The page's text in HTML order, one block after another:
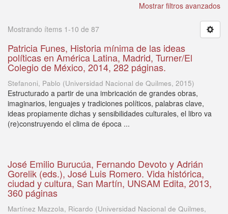
Mostrar filtros avanzados
Mostrando ítems 1-10 de 87
Patricia Funes, Historia mínima de las ideas
políticas en América Latina, Madrid, Turner/El
Colegio de México, 2014, 282 páginas.
Stefanoni, Pablo (Universidad Nacional de Quilmes, 2015)
Estructurado a partir de una imbricación de grandes obras,
imaginarios, lenguajes y tradiciones políticos, palabras clave,
ideas propiamente dichas y sensibilidades culturales, el libro va
(re)construyendo el clima de época ...
José Emilio Burucúa, Fernando Devoto y Adrián
Gorelik (eds.), José Luis Romero. Vida histórica,
ciudad y cultura, San Martín, UNSAM Edita, 2013,
360 páginas
Martínez Mazzola, Ricardo (Universidad Nacional de Quilmes,